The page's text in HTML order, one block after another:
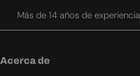
Más de 14 años de experiencia
Acerca de